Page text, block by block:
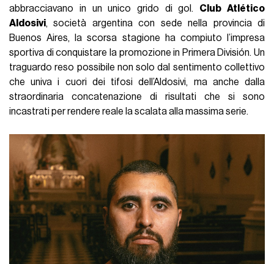
abbracciavano in un unico grido di gol. Club Atlético
Aldosivi, società argentina con sede nella provincia di
Buenos Aires, la scorsa stagione ha compiuto l’impresa
sportiva di conquistare la promozione in Primera División. Un
traguardo reso possibile non solo dal sentimento collettivo
che univa i cuori dei tifosi dell’Aldosivi, ma anche dalla
straordinaria concatenazione di risultati che si sono
incastrati per rendere reale la scalata alla massima serie.